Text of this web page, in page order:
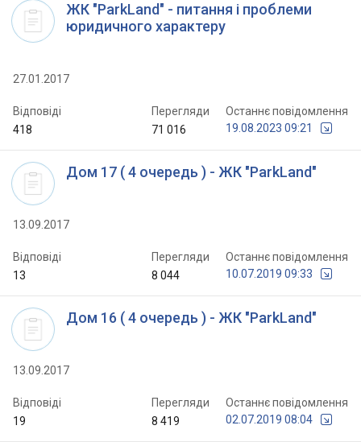
ЖК "ParkLand" - питання і проблеми
юридичного характеру
27.01.2017
Відповіді
418
Перегляди
71 016
Останнє повідомлення
19.08.2023 09:21
Дом 17 ( 4 очередь ) - ЖК "ParkLand"
13.09.2017
Відповіді
13
Перегляди
8 044
Останнє повідомлення
10.07.2019 09:33
Дом 16 ( 4 очередь ) - ЖК "ParkLand"
13.09.2017
Відповіді
19
Перегляди
8 419
Останнє повідомлення
02.07.2019 08:04